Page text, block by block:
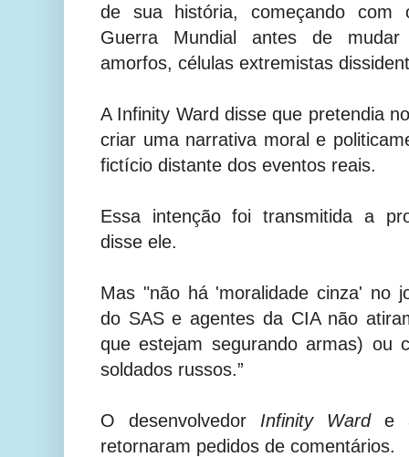
de sua história, começando com
Guerra Mundial antes de
amorfos, células extremistas
A Infinity Ward disse que pretendia
criar uma narrativa moral e
fictício distante dos eventos reais.
Essa intenção foi transmitida a
disse ele.
Mas "não há 'moralidade cinza' no
do SAS e agentes da CIA não
que estejam segurando armas) ou
soldados russos.”
O desenvolvedor Infinity Warde
retornaram pedidos de comentários.